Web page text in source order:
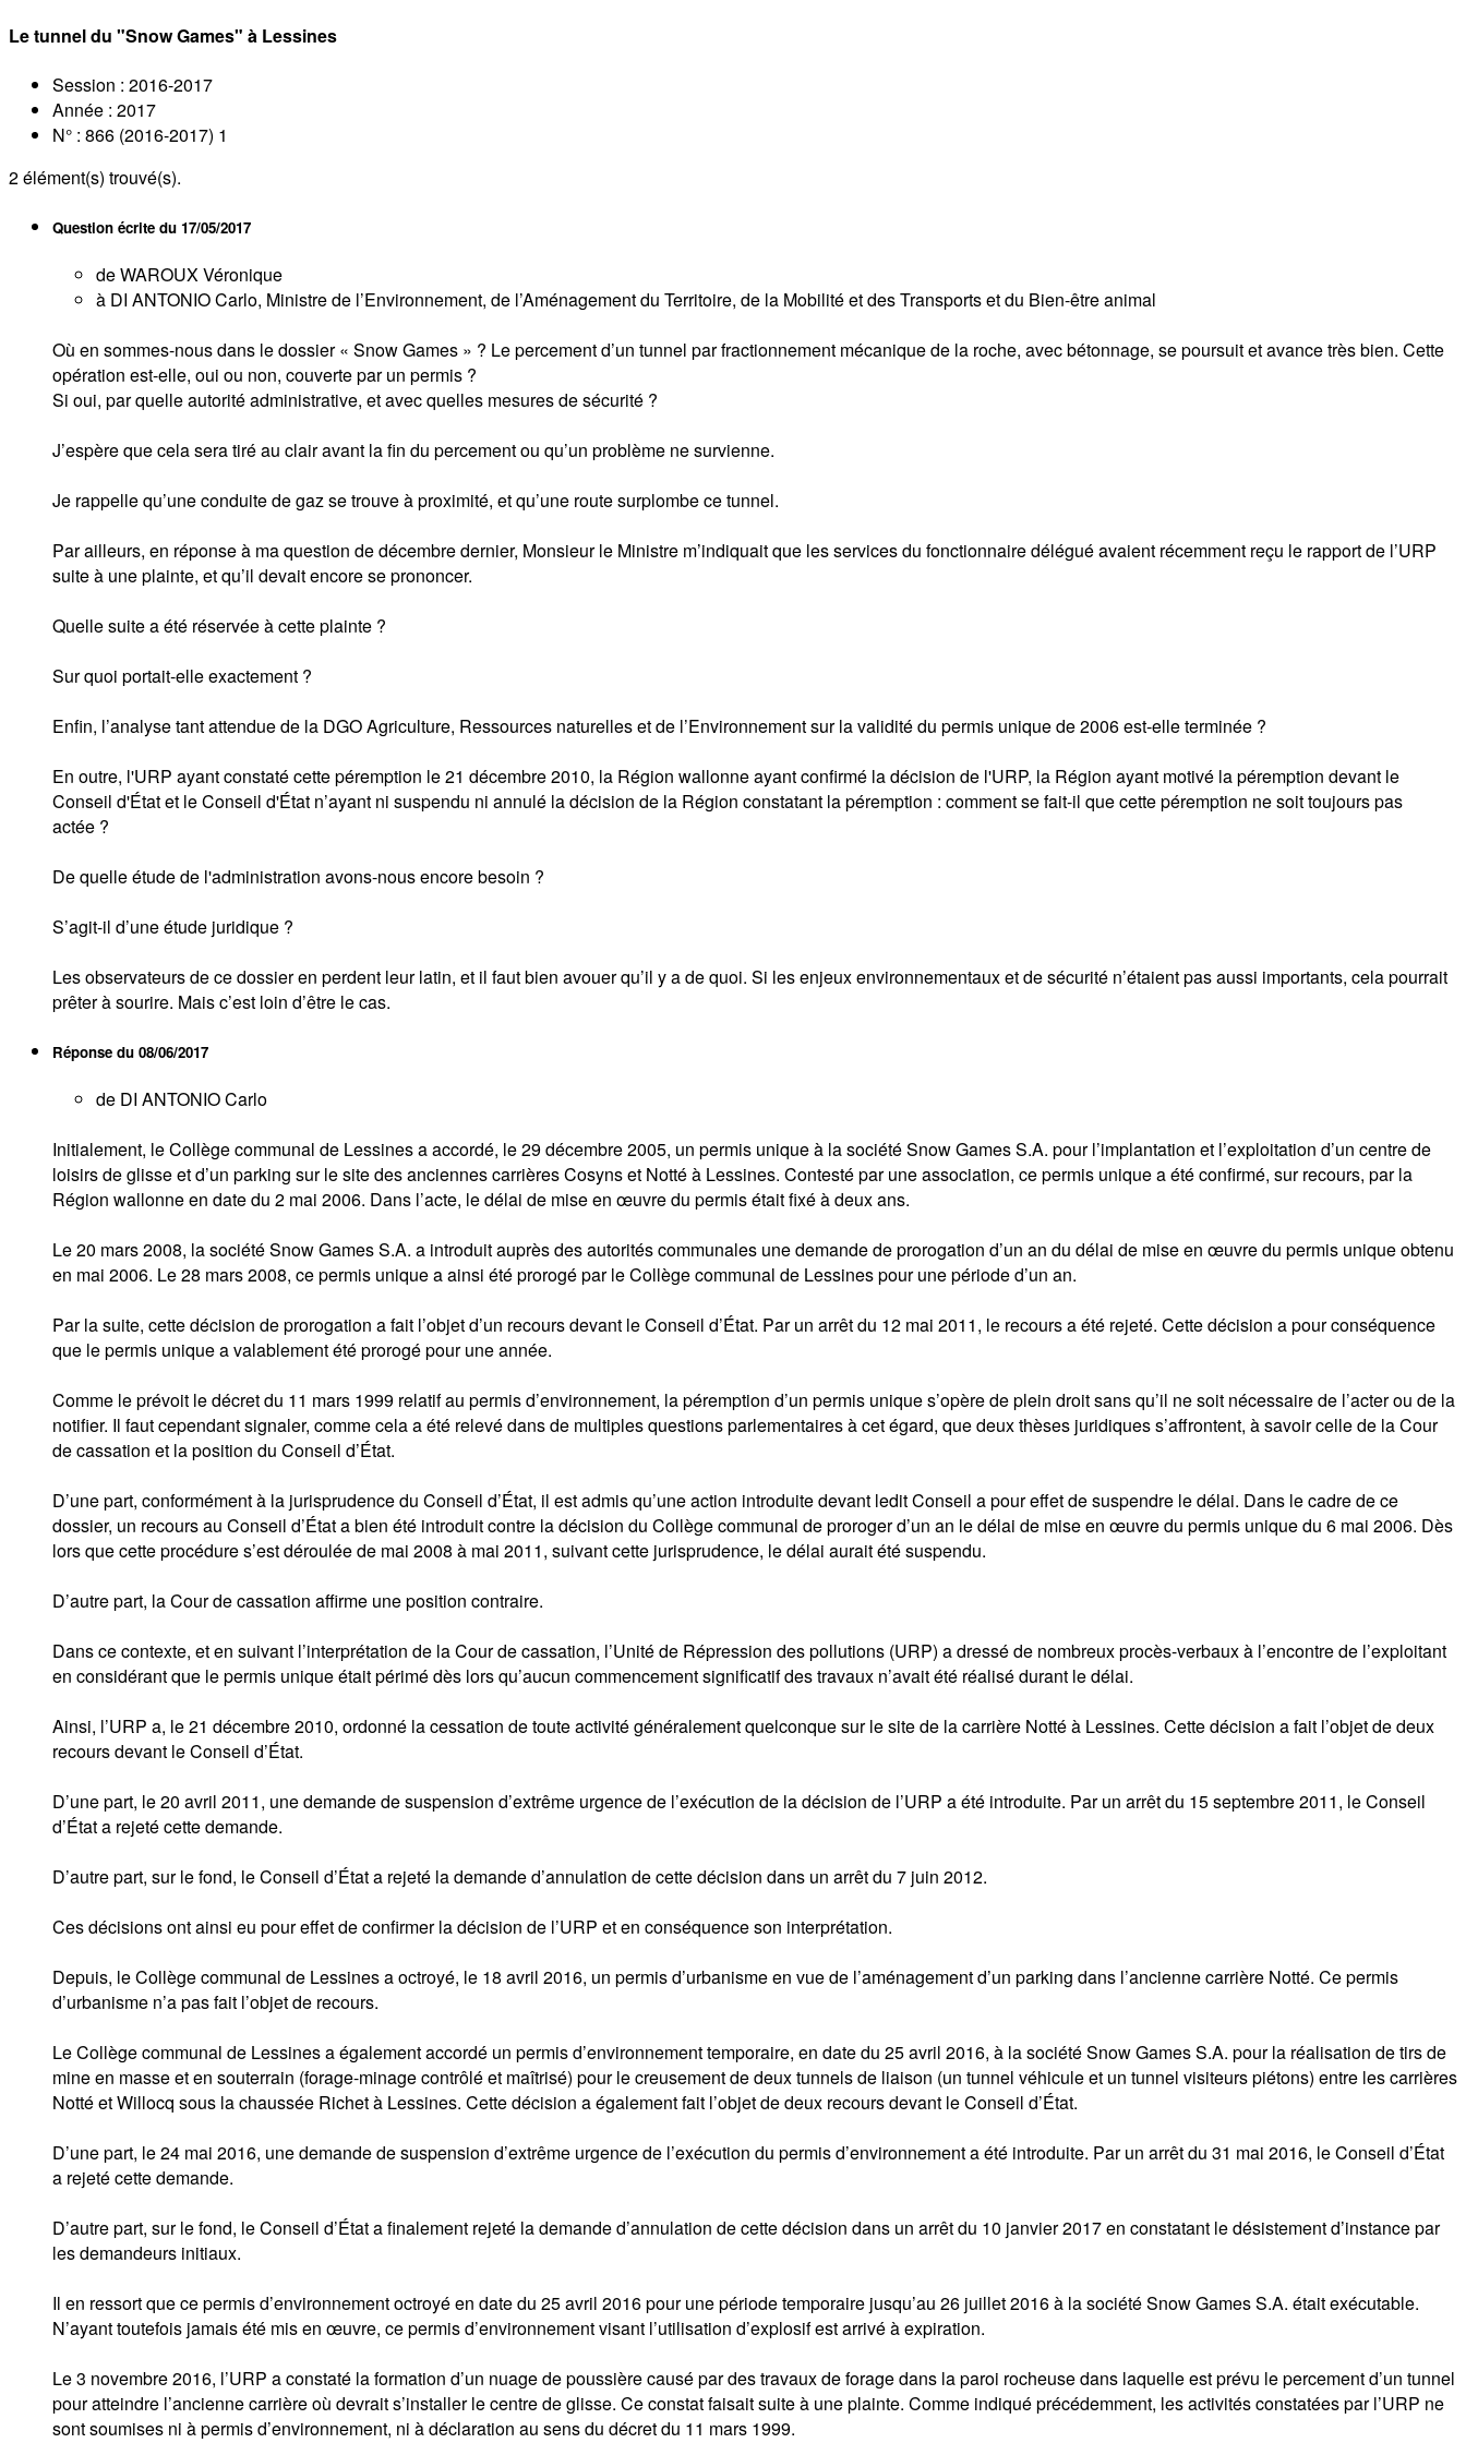
Le tunnel du "Snow Games" à Lessines
Session : 2016-2017
Année : 2017
N° : 866 (2016-2017) 1
2élément(s) trouvé(s).
Question écrite du 17/05/2017
de WAROUX Véronique
à DI ANTONIO Carlo, Ministre de l’Environnement, de l’Aménagement du Territoire, de la Mobilité et des Transports et du Bien-être animal
Où en sommes-nous dans le dossier « Snow Games » ? Le percement d’un tunnel par fractionnement mécanique de la roche, avec bétonnage, se poursuit et avance très bien. Cette
opération est-elle, oui ou non, couverte par un permis ?
Si oui, par quelle autorité administrative, et avec quelles mesures de sécurité ?
J’espère que cela sera tiré au clair avant la fin du percement ou qu’un problème ne survienne.
Je rappelle qu’une conduite de gaz se trouve à proximité, et qu’une route surplombe ce tunnel.
Par ailleurs, en réponse à ma question de décembre dernier, Monsieur le Ministre m’indiquait que les services du fonctionnaire délégué avaient récemment reçu le rapport de l’URP
suite à une plainte, et qu’il devait encore se prononcer.
Quelle suite a été réservée à cette plainte ?
Sur quoi portait-elle exactement ?
Enfin, l’analyse tant attendue de la DGO Agriculture, Ressources naturelles et de l’Environnement sur la validité du permis unique de 2006 est-elle terminée ?
En outre, l'URP ayant constaté cette péremption le 21 décembre 2010, la Région wallonne ayant confirmé la décision de l'URP, la Région ayant motivé la péremption devant le
Conseil d'État et le Conseil d'État n’ayant ni suspendu ni annulé la décision de la Région constatant la péremption : comment se fait-il que cette péremption ne soit toujours pas
actée ?
De quelle étude de l'administration avons-nous encore besoin ?
S’agit-il d’une étude juridique ?
Les observateurs de ce dossier en perdent leur latin, et il faut bien avouer qu’il y a de quoi. Si les enjeux environnementaux et de sécurité n’étaient pas aussi importants, cela pourrait
prêter à sourire. Mais c’est loin d’être le cas.
Réponse du 08/06/2017
de DI ANTONIO Carlo
Initialement, le Collège communal de Lessines a accordé, le 29 décembre 2005, un permis unique à la société Snow Games S.A. pour l’implantation et l’exploitation d’un centre de
loisirs de glisse et d’un parking sur le site des anciennes carrières Cosyns et Notté à Lessines. Contesté par une association, ce permis unique a été confirmé, sur recours, par la
Région wallonne en date du 2 mai 2006. Dans l’acte, le délai de mise en œuvre du permis était fixé à deux ans.
Le 20 mars 2008, la société Snow Games S.A. a introduit auprès des autorités communales une demande de prorogation d’un an du délai de mise en œuvre du permis unique obtenu
en mai 2006. Le 28 mars 2008, ce permis unique a ainsi été prorogé par le Collège communal de Lessines pour une période d’un an.
Par la suite, cette décision de prorogation a fait l’objet d’un recours devant le Conseil d’État. Par un arrêt du 12 mai 2011, le recours a été rejeté. Cette décision a pour conséquence
que le permis unique a valablement été prorogé pour une année.
Comme le prévoit le décret du 11 mars 1999 relatif au permis d’environnement, la péremption d’un permis unique s’opère de plein droit sans qu’il ne soit nécessaire de l’acter ou de la
notifier. Il faut cependant signaler, comme cela a été relevé dans de multiples questions parlementaires à cet égard, que deux thèses juridiques s’affrontent, à savoir celle de la Cour
de cassation et la position du Conseil d’État.
D’une part, conformément à la jurisprudence du Conseil d’État, il est admis qu’une action introduite devant ledit Conseil a pour effet de suspendre le délai. Dans le cadre de ce
dossier, un recours au Conseil d’État a bien été introduit contre la décision du Collège communal de proroger d’un an le délai de mise en œuvre du permis unique du 6 mai 2006. Dès
lors que cette procédure s’est déroulée de mai 2008 à mai 2011, suivant cette jurisprudence, le délai aurait été suspendu.
D’autre part, la Cour de cassation affirme une position contraire.
Dans ce contexte, et en suivant l’interprétation de la Cour de cassation, l’Unité de Répression des pollutions (URP) a dressé de nombreux procès-verbaux à l’encontre de l’exploitant
en considérant que le permis unique était périmé dès lors qu’aucun commencement significatif des travaux n’avait été réalisé durant le délai.
Ainsi, l’URP a, le 21 décembre 2010, ordonné la cessation de toute activité généralement quelconque sur le site de la carrière Notté à Lessines. Cette décision a fait l’objet de deux
recours devant le Conseil d’État.
D’une part, le 20 avril 2011, une demande de suspension d’extrême urgence de l’exécution de la décision de l’URP a été introduite. Par un arrêt du 15 septembre 2011, le Conseil
d’État a rejeté cette demande.
D’autre part, sur le fond, le Conseil d’État a rejeté la demande d’annulation de cette décision dans un arrêt du 7 juin 2012.
Ces décisions ont ainsi eu pour effet de confirmer la décision de l’URP et en conséquence son interprétation.
Depuis, le Collège communal de Lessines a octroyé, le 18 avril 2016, un permis d’urbanisme en vue de l’aménagement d’un parking dans l’ancienne carrière Notté. Ce permis
d’urbanisme n’a pas fait l’objet de recours.
Le Collège communal de Lessines a également accordé un permis d’environnement temporaire, en date du 25 avril 2016, à la société Snow Games S.A. pour la réalisation de tirs de
mine en masse et en souterrain (forage-minage contrôlé et maîtrisé) pour le creusement de deux tunnels de liaison (un tunnel véhicule et un tunnel visiteurs piétons) entre les carrières
Notté et Willocq sous la chaussée Richet à Lessines. Cette décision a également fait l’objet de deux recours devant le Conseil d’État.
D’une part, le 24 mai 2016, une demande de suspension d’extrême urgence de l’exécution du permis d’environnement a été introduite. Par un arrêt du 31 mai 2016, le Conseil d’État
a rejeté cette demande.
D’autre part, sur le fond, le Conseil d’État a finalement rejeté la demande d’annulation de cette décision dans un arrêt du 10 janvier 2017 en constatant le désistement d’instance par
les demandeurs initiaux.
Il en ressort que ce permis d’environnement octroyé en date du 25 avril 2016 pour une période temporaire jusqu’au 26 juillet 2016 à la société Snow Games S.A. était exécutable.
N’ayant toutefois jamais été mis en œuvre, ce permis d’environnement visant l’utilisation d’explosif est arrivé à expiration.
Le 3 novembre 2016, l’URP a constaté la formation d’un nuage de poussière causé par des travaux de forage dans la paroi rocheuse dans laquelle est prévu le percement d’un tunnel
pour atteindre l’ancienne carrière où devrait s’installer le centre de glisse. Ce constat faisait suite à une plainte. Comme indiqué précédemment, les activités constatées par l’URP ne
sont soumises ni à permis d’environnement, ni à déclaration au sens du décret du 11 mars 1999.